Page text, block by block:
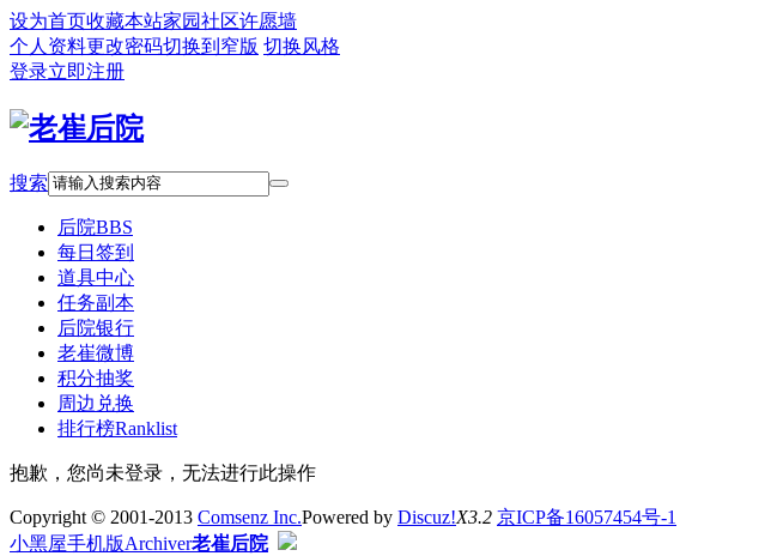
设为首页收藏本站家园社区许愿墙
个人资料更改密码切换到窄版 切换风格
登录立即注册
搜索
后院BBS
每日签到
道具中心
任务副本
后院银行
老崔微博
积分抽奖
周边兑换
排行榜Ranklist
抱歉，您尚未登录，无法进行此操作
Copyright © 2001-2013 Comsenz Inc.Powered by Discuz!X3.2 京ICP备16057454号-1
小黑屋手机版Archiver老崔后院